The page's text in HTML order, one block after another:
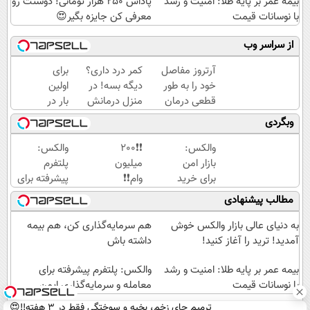
با نوسانات قیمت
معرفی کن جایزه بگیر😍
از سراسر وب
آرتروز مفاصل
خود را به طور
قطعی درمان
کنید!
◗پرسش‌نامه◖
کمر درد داری؟
دیگه بسه! در
منزل درمانش
کن
(◀پرسش‌نامه)
برای
اولین
بار در
ایران
🇮🇷
این
دکتر
کرم
ترمیم
کننده
23
وبگردی
والکس:
بازار امن
برای خرید
و فروش
دارایی‌های
دیجیتال
❗❗200
میلیون
وام❗❗
فقط با
احراز
هویت
در
تتر
والکس:
پلتفرم
پیشرفته برای
معامله و
سرمایه‌گذاری
ایمن
مطالب پیشنهادی
به دنیای عالی بازار والکس خوش
آمدید! ترید را آغاز کنید!
هم سرمایه‌گذاری کن، هم بیمه
داشته باش
بیمه عمر بر پایه طلا: امنیت و رشد
با نوسانات قیمت
والکس: پلتفرم پیشرفته برای
معامله و سرمایه‌گذاری ایمن